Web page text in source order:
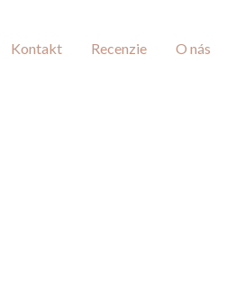
Kontakt Recenzie O nás